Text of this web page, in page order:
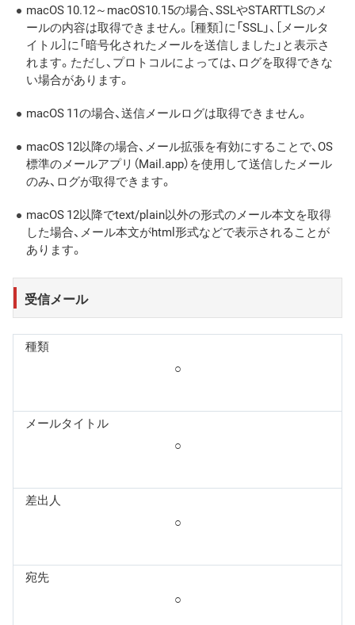
macOS 10.12～macOS10.15の場合、SSLやSTARTTLSのメ
ールの内容は取得できません。［種類］に「SSL」、［メールタ
イトル］に「暗号化されたメールを送信しました」と表示さ
れます。ただし、プロトコルによっては、ログを取得できな
い場合があります。
macOS 11の場合、送信メールログは取得できません。
macOS 12以降の場合、メール拡張を有効にすることで、OS
標準のメールアプリ（Mail.app）を使用して送信したメール
のみ、ログが取得できます。
macOS 12以降でtext/plain以外の形式のメール本文を取得
した場合、メール本文がhtml形式などで表示されることが
あります。
受信メール
種類
○
メールタイトル
○
差出人
○
宛先
○